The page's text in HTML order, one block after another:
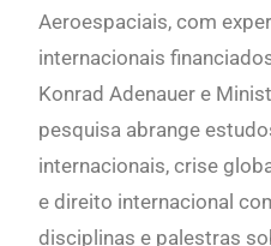
Aeroespaciais, com
internacionais
Konrad Adenauer e
pesquisa abrange
internacionais, crise
e direito internacional
disciplinas e palestras